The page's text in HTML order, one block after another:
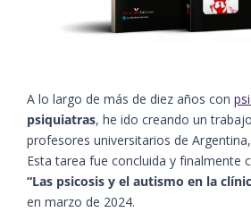
A lo largo de más de diez años con
psiquiatras, he ido creando un
profesores universitarios de
Esta tarea fue concluida y finalmente
“Las psicosis y el autismo en la
en marzo de 2024.